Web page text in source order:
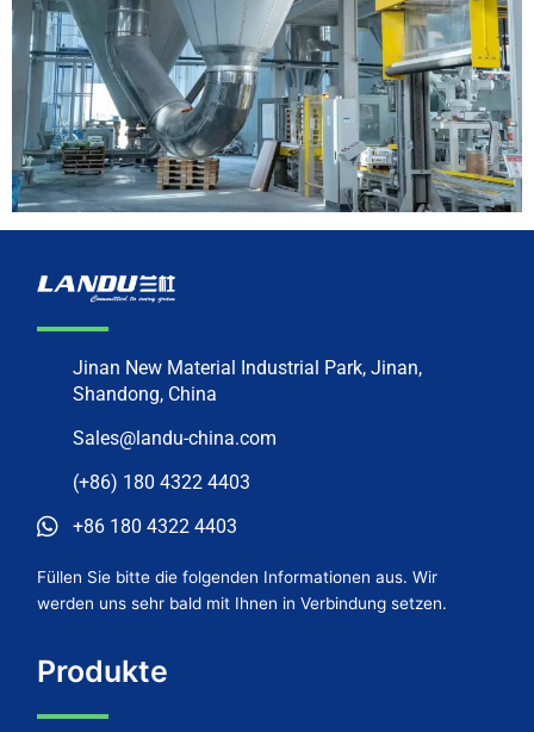
Jinan New Material Industrial Park, Jinan,
Shandong, China
Sales@landu-china.com
(+86) 180 4322 4403
+86 180 4322 4403
Füllen Sie bitte die folgenden Informationen aus. Wir
werden uns sehr bald mit Ihnen in Verbindung setzen.
Produkte